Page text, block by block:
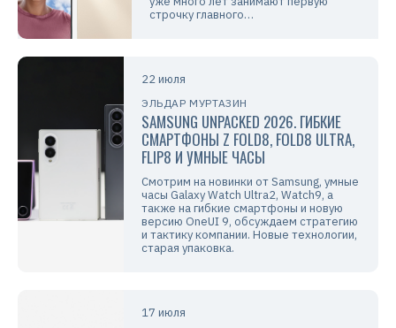
строчку главного…
22 июля
ЭЛЬДАР МУРТАЗИН
SAMSUNG UNPACKED 2026. ГИБКИЕ
СМАРТФОНЫ Z FOLD8, FOLD8 ULTRA,
FLIP8 И УМНЫЕ ЧАСЫ
Смотрим на новинки от Samsung, умные
часы Galaxy Watch Ultra2, Watch9, а
также на гибкие смартфоны и новую
версию OneUI 9, обсуждаем стратегию
и тактику компании. Новые технологии,
старая упаковка.
17 июля